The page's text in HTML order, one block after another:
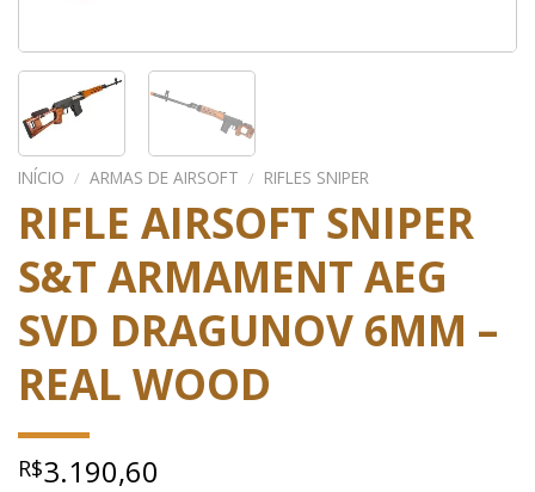
INÍCIO / ARMAS DE AIRSOFT / RIFLES SNIPER
RIFLE AIRSOFT SNIPER
S&T ARMAMENT AEG
SVD DRAGUNOV 6MM –
REAL WOOD
R$3.190,60